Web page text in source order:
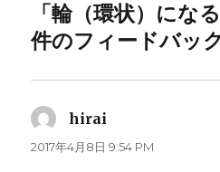
「輪（環状）にな
件のフィードバック
hirai
り:
2017年4月8日 9:54 PM